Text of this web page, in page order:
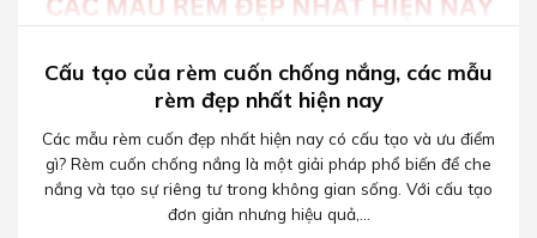
Cấu tạo của rèm cuốn chống nắng, các mẫu
rèm đẹp nhất hiện nay
Các mẫu rèm cuốn đẹp nhất hiện nay có cấu tạo và ưu điểm
gì? Rèm cuốn chống nắng là một giải pháp phổ biến để che
nắng và tạo sự riêng tư trong không gian sống. Với cấu tạo
đơn giản nhưng hiệu quả,...